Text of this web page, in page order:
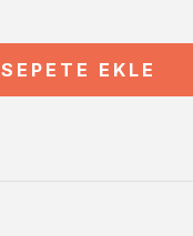
SEPETE EKLE